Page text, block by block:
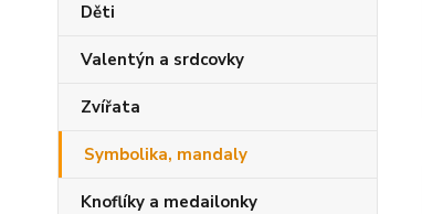
Děti
Valentýn a srdcovky
Zvířata
Symbolika, mandaly
Knoflíky a medailonky